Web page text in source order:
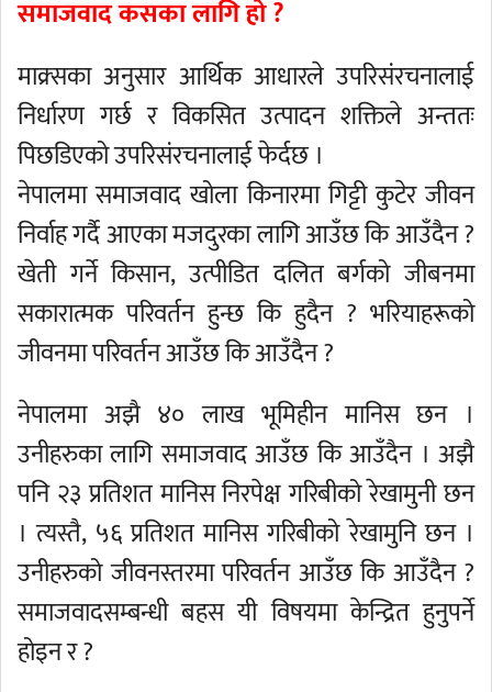
समाजवाद कसका लागि हो ?
माक्र्सका अनुसार आर्थिक आधारले उपरिसंरचनालाई
निर्धारण गर्छ र विकसित उत्पादन शक्तिले अन्ततः
पिछडिएको उपरिसंरचनालाई फेर्दछ ।
नेपालमा समाजवाद खोला किनारमा गिट्टी कुटेर जीवन
निर्वाह गर्दै आएका मजदुरका लागि आउँछ कि आउँदैन ?
खेती गर्ने किसान, उत्पीडित दलित बर्गको जीबनमा
सकारात्मक परिवर्तन हुन्छ कि हुदैन ? भरियाहरूको
जीवनमा परिवर्तन आउँछ कि आउँदैन ?
नेपालमा अझै ४० लाख भूमिहीन मानिस छन ।
उनीहरुका लागि समाजवाद आउँछ कि आउँदैन । अझै
पनि २३ प्रतिशत मानिस निरपेक्ष गरिबीको रेखामुनी छन
। त्यस्तै, ५६ प्रतिशत मानिस गरिबीको रेखामुनि छन ।
उनीहरुको जीवनस्तरमा परिवर्तन आउँछ कि आउँदैन ?
समाजवादसम्बन्धी बहस यी विषयमा केन्द्रित हुनुपर्ने
होइन र ?